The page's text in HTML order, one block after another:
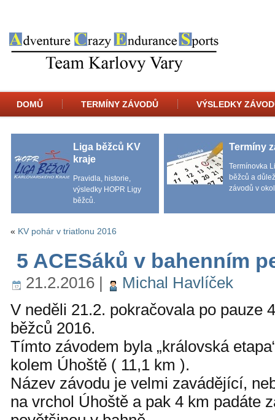
DOMŮ TERMÍNY ZÁVODŮ VÝSLEDKY
Liga běžců KV
kraje
Pravidla, historie,
výsledky HOPR Ligy
běžců.
Termíny
Termínovka
běžců a
závodů v
« KV pohár v triatlonu 2016
5 ACESáků v bahenním
21.2.2016 |
Michal Havlíček
V neděli 21.2. pokračovala po pauze
běžců 2016.
Tímto závodem byla „královská
kolem Úhoště ( 11,1 km ).
Název závodu je velmi zavádějící,
na vrchol Úhoště a pak 4 km padáte